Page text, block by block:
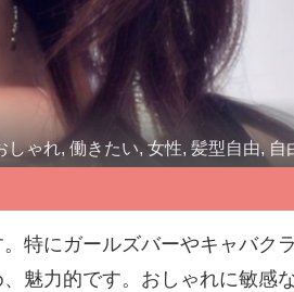
しゃれ, 働きたい, 女性, 髪型自由, 自
特にガールズバーやキャバク
魅力的です。おしゃれに敏感